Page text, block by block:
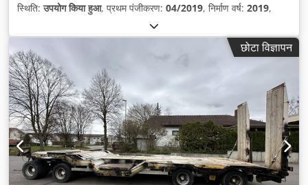
स्थिति:उपयोग किया हुआ, प्रथम पंजीकरण: 04/2019, निर्माण वर्ष: 2019,
छोटा विज्ञापन